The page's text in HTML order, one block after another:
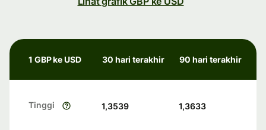
1 GBP ke USD 30 hari terakhir 90 hari terakhir
Tinggi 1,3539 1,3633